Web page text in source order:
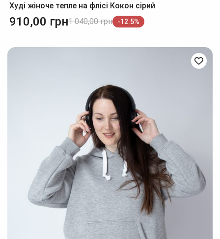
Худі жіноче тепле на флісі Кокон сірий
910,00 грн1 040,00 грн -12.5%